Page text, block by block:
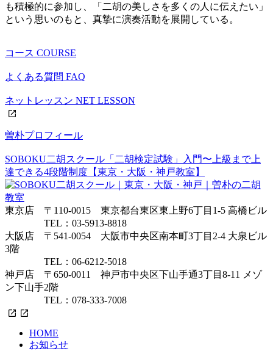
も積極的に参加し、「二胡の美しさを多くの人に伝えたい」
という思いのもと、真摯に演奏活動を展開している。
コース COURSE
よくある質問 FAQ
ネットレッスン NET LESSON
曽朴プロフィール
SOBOKU二胡スクール「二胡検定試験」入門〜上級まで上
達できる4段階制度【東京・大阪・神戸教室】
東京店 〒110-0015 東京都台東区東上野6丁目1-5 高橋ビル
TEL：03-5913-8818
大阪店 〒541-0054 大阪市中央区南本町3丁目2-4 大泉ビル
3階
TEL：06-6212-5018
神戸店 〒650-0011 神戸市中央区下山手通3丁目8-11 メゾ
ン下山手2階
TEL：078-333-7008
HOME
お知らせ